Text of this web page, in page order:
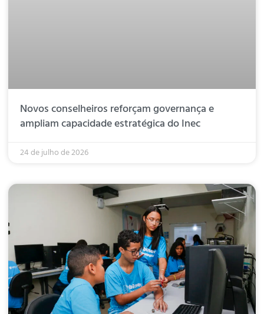
Novos conselheiros reforçam governança e
ampliam capacidade estratégica do Inec
24 de julho de 2026